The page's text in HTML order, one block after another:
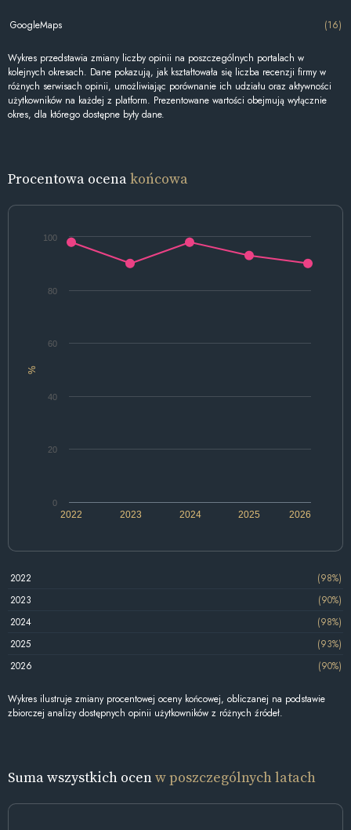
GoogleMaps (16)
Wykres przedstawia zmiany liczby opinii na poszczególnych portalach w
kolejnych okresach. Dane pokazują, jak kształtowała się liczba recenzji firmy w
różnych serwisach opinii, umożliwiając porównanie ich udziału oraz aktywności
użytkowników na każdej z platform. Prezentowane wartości obejmują wyłącznie
okres, dla którego dostępne były dane.
Procentowa ocenakońcowa
%
2022 2024 2026
2023 2025
0
20
40
60
80
100
2022
(98%)
2023
(90%)
2024
(98%)
2025
(93%)
2026
(90%)
Wykres ilustruje zmiany procentowej oceny końcowej, obliczanej na podstawie
zbiorczej analizy dostępnych opinii użytkowników z różnych źródeł.
Suma wszystkich ocenw poszczególnych latach